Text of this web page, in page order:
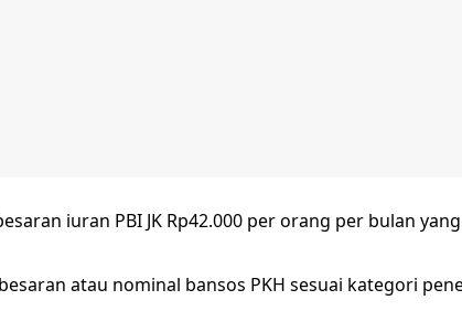
iuran PBI JK Rp42.000 per orang per bulan
atau nominal bansos PKH sesuai kategori